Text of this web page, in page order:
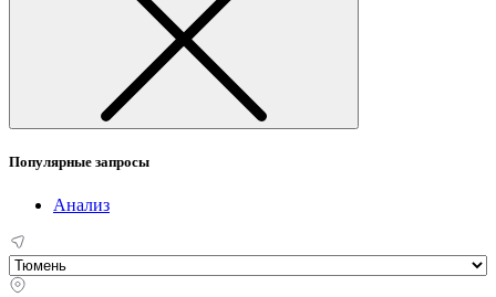
Популярные запросы
Анализ